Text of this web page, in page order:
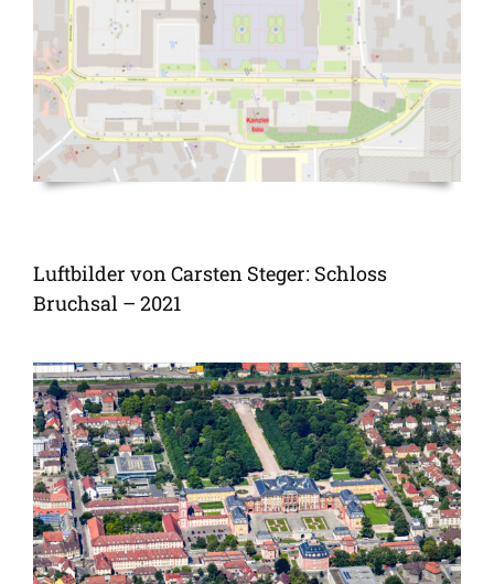
Luftbilder von Carsten Steger: Schloss
Bruchsal – 2021